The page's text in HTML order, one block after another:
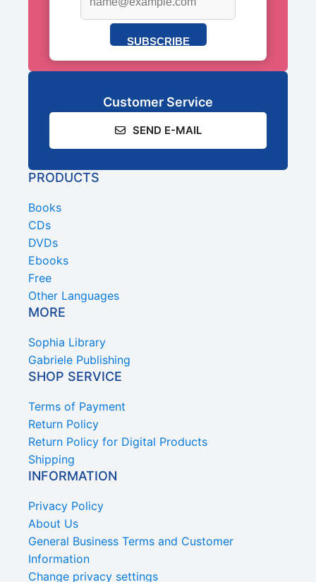
SUBSCRIBE
Customer Service
SEND E-MAIL
PRODUCTS
Books
CDs
DVDs
Ebooks
Free
Other Languages
MORE
Sophia Library
Gabriele Publishing
SHOP SERVICE
Terms of Payment
Return Policy
Return Policy for Digital Products
Shipping
INFORMATION
Privacy Policy
About Us
General Business Terms and Customer
Information
Change privacy settings